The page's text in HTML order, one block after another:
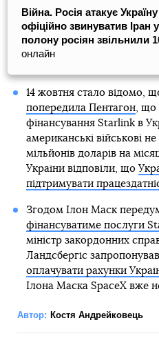
Війна. Росія атакує
офіційно звинуватив Іран у
полону росіян звільнили
онлайн
14 жовтня стало відомо,
попередила Пентагон, що
фінансування Starlink в
американські військові
мільйонів доларів на
України відповіли, що
підтримувати
Згодом Ілон Маск
фінансуватиме послуги
міністр закордонних
Ландсбергіс
оплачувати рахунки
Ілона Маска SpaceX вже
Автор: Костя Андрейковець